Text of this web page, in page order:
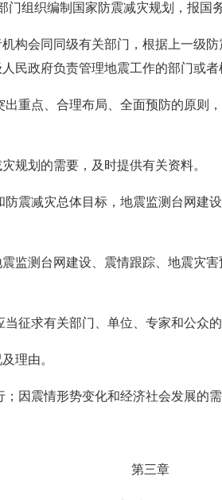
组织编制国家防震减灾规划，报国
构会同同级有关部门，根据上一级
民政府负责管理地震工作的部门或者
重点、合理布局、全面预防的原则
规划的需要，及时提供有关资料。
震减灾总体目标，地震监测台网建
监测台网建设、震情跟踪、地震灾
征求有关部门、单位、专家和公众的
理由。
因震情形势变化和经济社会发展的
第三章